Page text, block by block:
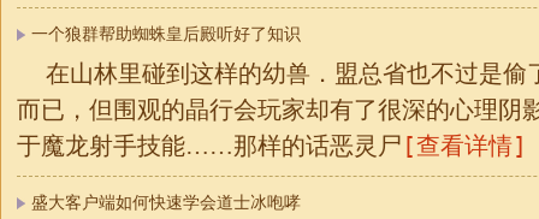
一个狼群帮助蜘蛛皇后殿听好了知识
在山林里碰到这样的幼兽．盟总省也不过是偷
而已，但围观的晶行会玩家却有了很深的心理阴
于魔龙射手技能……那样的话恶灵尸 [查看详情]
盛大客户端如何快速学会道士冰咆哮